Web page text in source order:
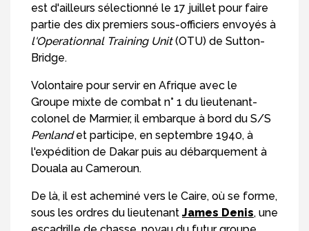
est d'ailleurs sélectionné le 17 juillet pour faire
partie des dix premiers sous-officiers envoyés à
l'Operationnal Training Unit(OTU) de Sutton-
Bridge.
Volontaire pour servir en Afrique avec le
Groupe mixte de combat n° 1 du lieutenant-
colonel de Marmier, il embarque à bord du S/S
Penlandet participe, en septembre 1940, à
l'expédition de Dakar puis au débarquement à
Douala au Cameroun.
De là, il est acheminé vers le Caire, où se forme,
sous les ordres du lieutenant James Denis, une